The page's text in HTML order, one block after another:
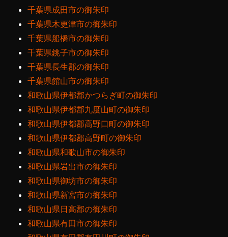
千葉県成田市の御朱印
千葉県木更津市の御朱印
千葉県船橋市の御朱印
千葉県銚子市の御朱印
千葉県長生郡の御朱印
千葉県館山市の御朱印
和歌山県伊都郡かつらぎ町の御朱印
和歌山県伊都郡九度山町の御朱印
和歌山県伊都郡高野口町の御朱印
和歌山県伊都郡高野町の御朱印
和歌山県和歌山市の御朱印
和歌山県岩出市の御朱印
和歌山県御坊市の御朱印
和歌山県新宮市の御朱印
和歌山県日高郡の御朱印
和歌山県有田市の御朱印